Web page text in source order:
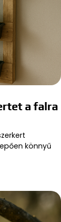
a falra
könnyű